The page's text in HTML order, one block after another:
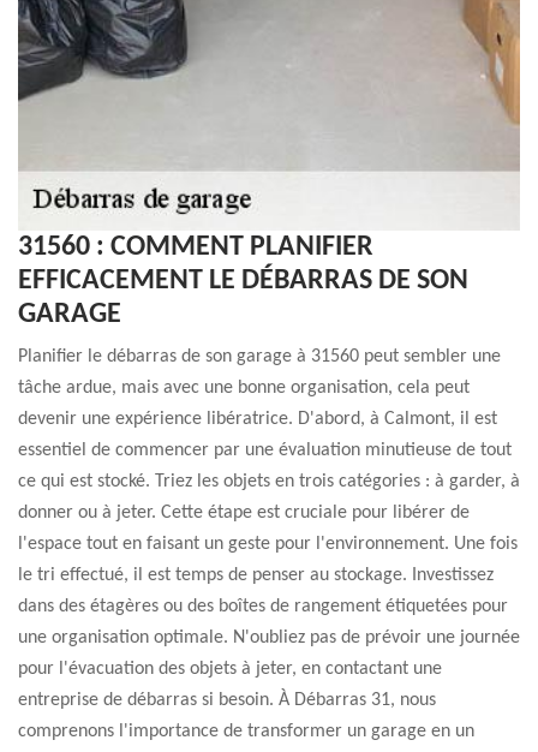
31560 : COMMENT PLANIFIER
EFFICACEMENT LE DÉBARRAS DE SON
GARAGE
Planifier le débarras de son garage à 31560 peut sembler une
tâche ardue, mais avec une bonne organisation, cela peut
devenir une expérience libératrice. D'abord, à Calmont, il est
essentiel de commencer par une évaluation minutieuse de tout
ce qui est stocké. Triez les objets en trois catégories : à garder, à
donner ou à jeter. Cette étape est cruciale pour libérer de
l'espace tout en faisant un geste pour l'environnement. Une fois
le tri effectué, il est temps de penser au stockage. Investissez
dans des étagères ou des boîtes de rangement étiquetées pour
une organisation optimale. N'oubliez pas de prévoir une journée
pour l'évacuation des objets à jeter, en contactant une
entreprise de débarras si besoin. À Débarras 31, nous
comprenons l'importance de transformer un garage en un